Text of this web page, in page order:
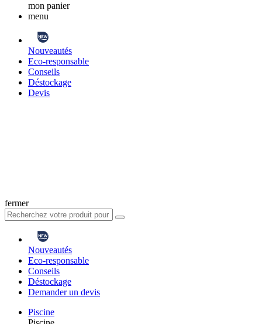
mon panier
menu
Nouveautés
Eco-responsable
Conseils
Déstockage
Devis
fermer
Nouveautés
Eco-responsable
Conseils
Déstockage
Demander un devis
Piscine